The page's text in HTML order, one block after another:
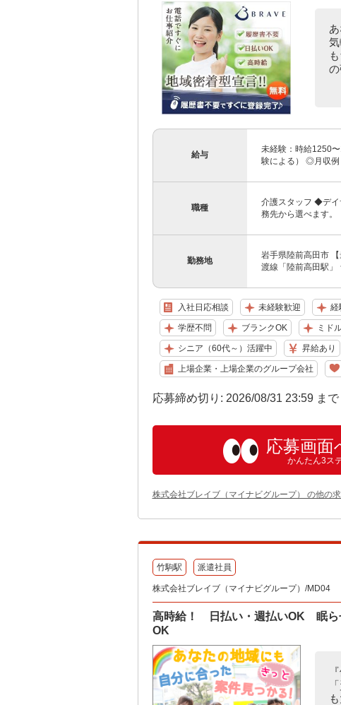
給与
未経験：時給1250
験による） ◎月収例
職種
介護スタッフ ◆デイ
務先から選べます。
勤務地
岩手県陸前高田市
渡線「陸前高田駅」
入社日応相談 未経験歓迎 経
学歴不問 ブランクOK ミド
シニア（60代～）活躍中 昇給あり
上場企業・上場企業のグループ会社
応募締め切り: 2026/08/31 23:59 まで
応募画面
かんたん3ス
株式会社ブレイブ（マイナビグループ） の他の
竹駒駅 派遣社員
株式会社ブレイブ（マイナビグループ）/MD04
高時給！ 日払い・週払いOK 眠ら
OK